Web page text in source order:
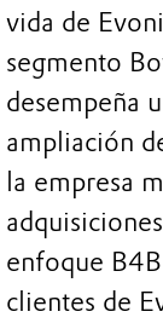
vida de
segmento
desempeña
ampliación
la empresa
enfoque
clientes de